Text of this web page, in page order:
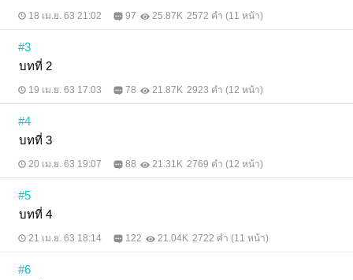
18 เม.ย. 63 21:02 97 25.87K 2572 คำ (11 หน้า)
#3
บทที่ 2
19 เม.ย. 63 17:03 78 21.87K 2923 คำ (12 หน้า)
#4
บทที่ 3
20 เม.ย. 63 19:07 88 21.31K 2769 คำ (12 หน้า)
#5
บทที่ 4
21 เม.ย. 63 18:14 122 21.04K 2722 คำ (11 หน้า)
#6